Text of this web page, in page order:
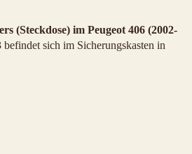
(Steckdose) im Peugeot 406 (2002-
sich im Sicherungskasten in